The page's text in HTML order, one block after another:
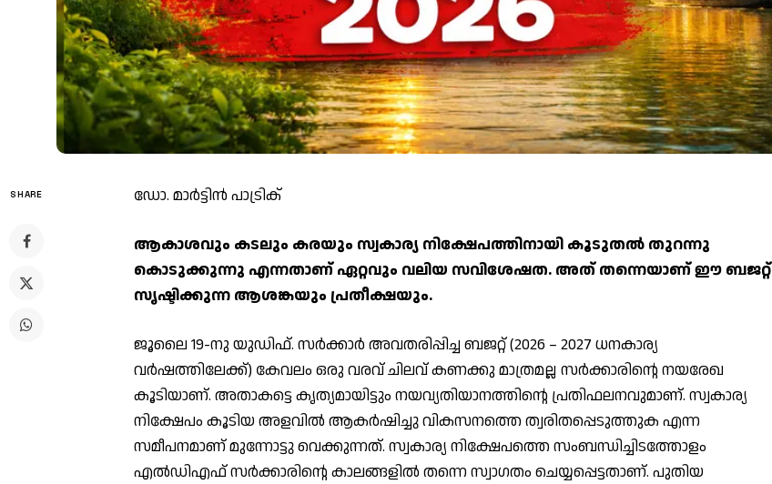
SHARE ഡോ. മാര്‍ട്ടിന്‍ പാട്രിക്
ആകാശവും കടലും കരയും സ്വകാര്യ നിക്ഷേപത്തിനായി കൂടുതല്‍ തുറന്നു
കൊടുക്കുന്നു എന്നതാണ് ഏറ്റവും വലിയ സവിശേഷത. അത് തന്നെയാണ് ഈ ബജറ്റ്
സൃഷ്ടിക്കുന്ന ആശങ്കയും പ്രതീക്ഷയും.
ജൂലൈ 19-നു യുഡിഫ്. സര്‍ക്കാര്‍ അവതരിപ്പിച്ച ബജറ്റ് (2026 – 2027 ധനകാര്യ
വര്‍ഷത്തിലേക്ക്) കേവലം ഒരു വരവ് ചിലവ് കണക്കു മാത്രമല്ല സര്‍ക്കാരിന്റെ നയരേഖ
കൂടിയാണ്. അതാകട്ടെ കൃത്യമായിട്ടും നയവ്യതിയാനത്തിന്റെ പ്രതിഫലനവുമാണ്. സ്വകാര്യ
നിക്ഷേപം കൂടിയ അളവില്‍ ആകര്‍ഷിച്ചു വികസനത്തെ ത്വരിതപ്പെടുത്തുക എന്ന
സമീപനമാണ് മുന്നോട്ടു വെക്കുന്നത്. സ്വകാര്യ നിക്ഷേപത്തെ സംബന്ധിച്ചിടത്തോളം
എല്‍ഡിഎഫ് സര്‍ക്കാരിന്റെ കാലങ്ങളില്‍ തന്നെ സ്വാഗതം ചെയ്യപ്പെട്ടതാണ്. പുതിയ